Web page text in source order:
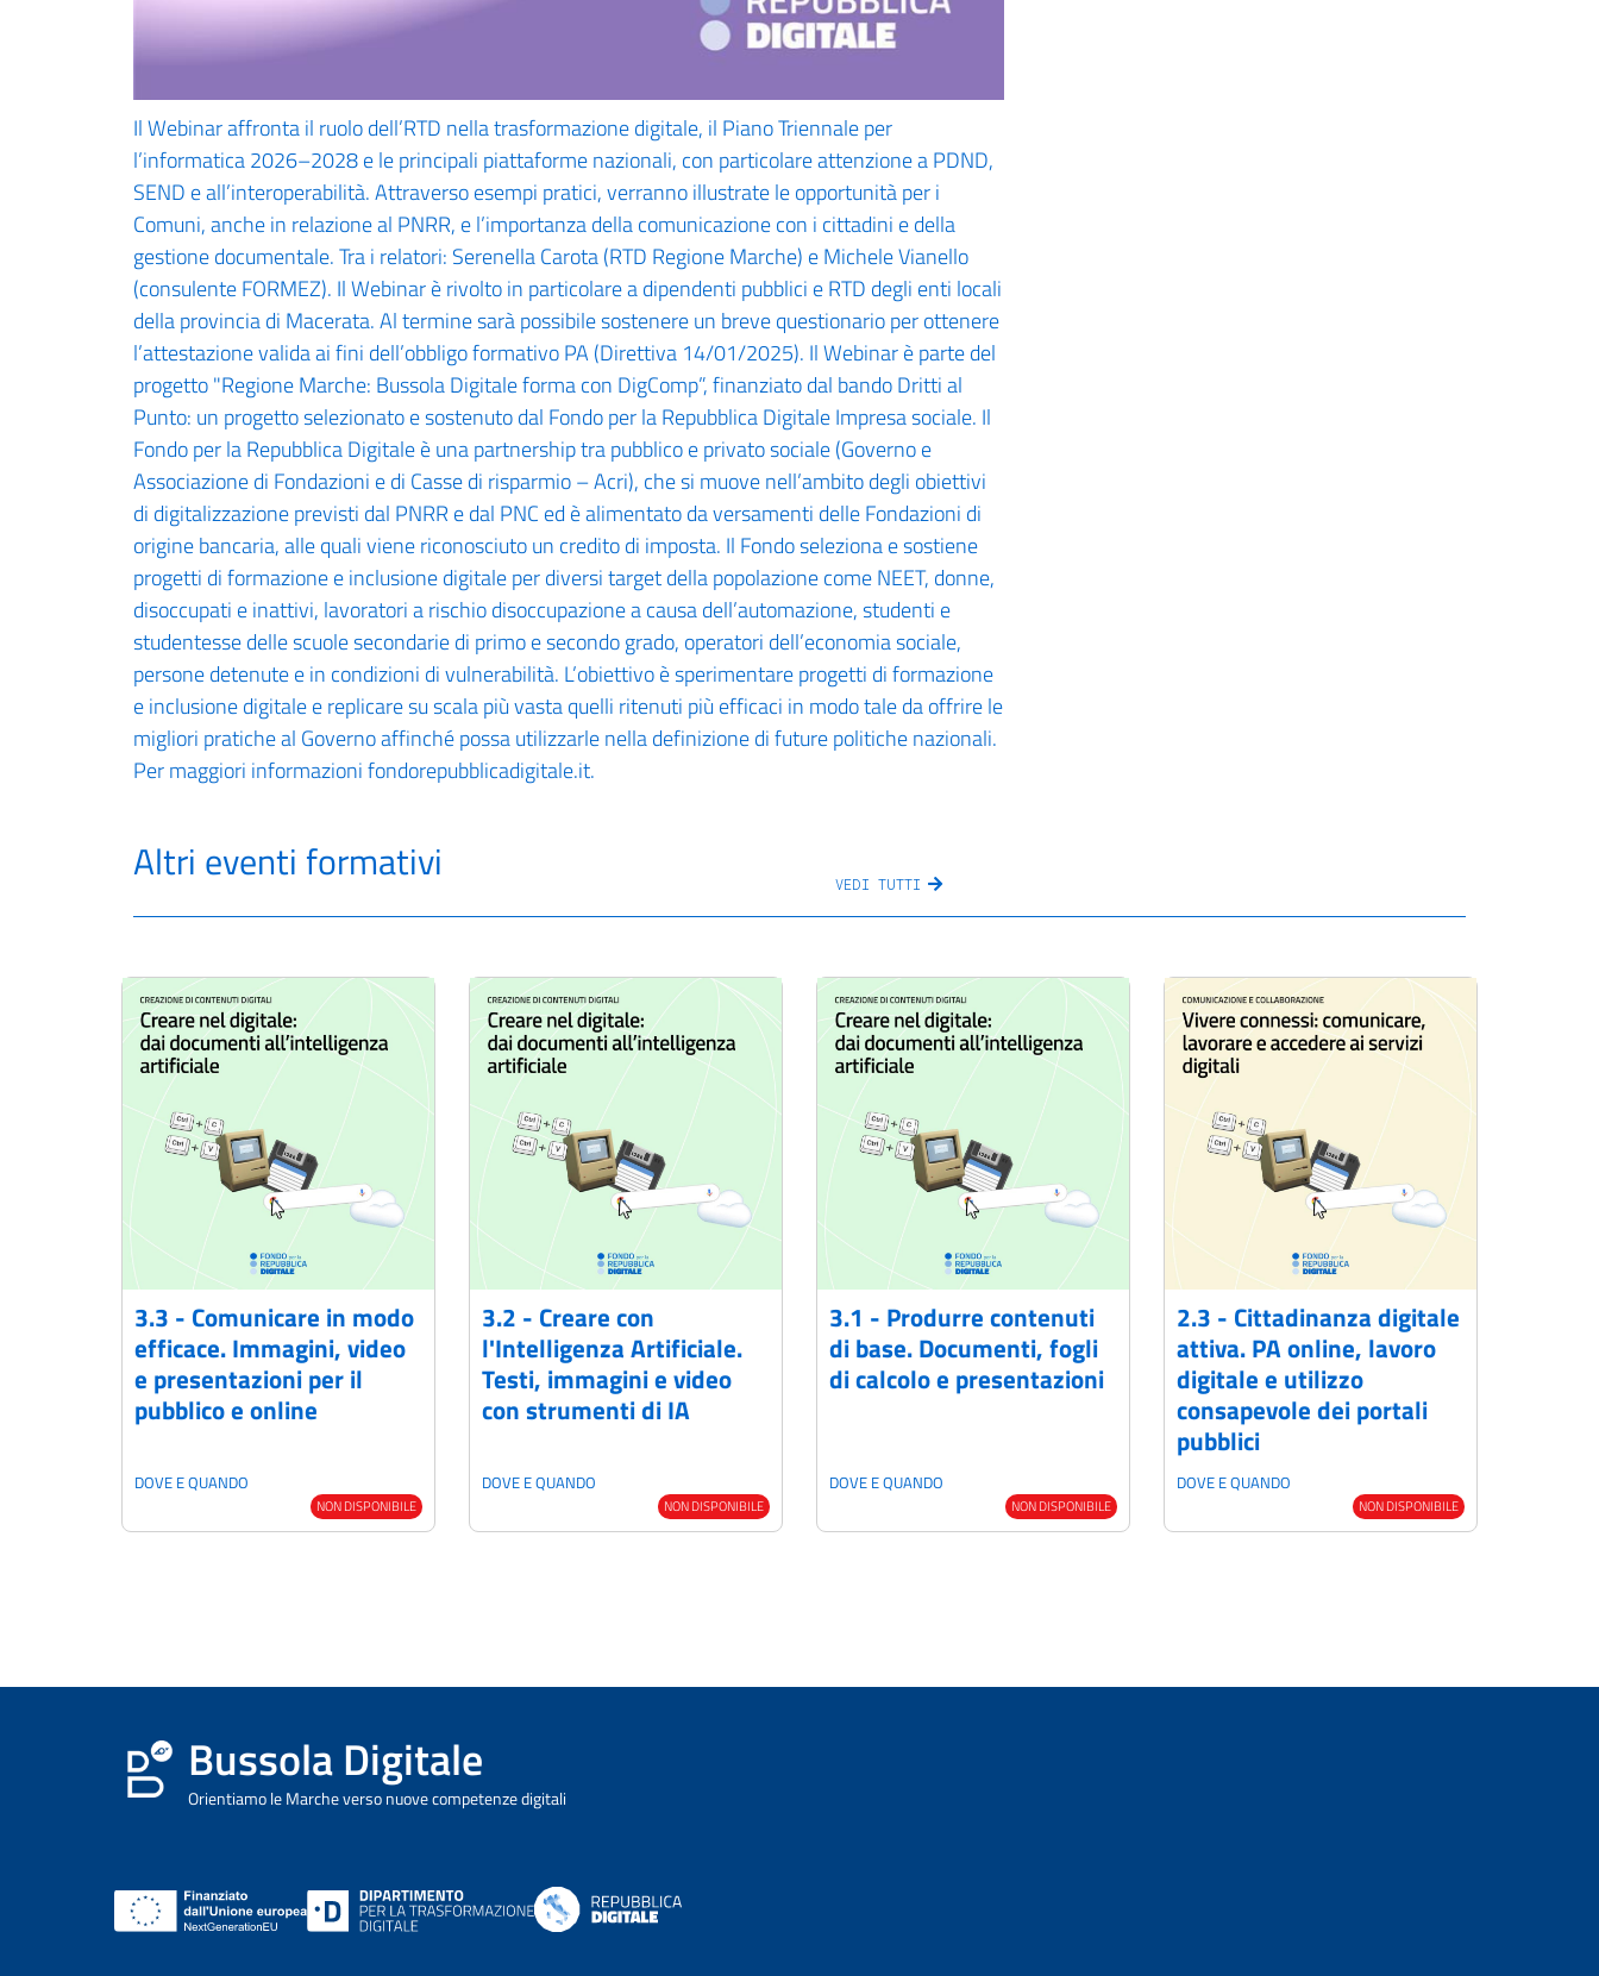
Il Webinar affronta il ruolo dell’RTD nella trasformazione digitale, il Piano Triennale per
l’informatica 2026–2028 e le principali piattaforme nazionali, con particolare attenzione a PDND,
SEND e all’interoperabilità. Attraverso esempi pratici, verranno illustrate le opportunità per i
Comuni, anche in relazione al PNRR, e l’importanza della comunicazione con i cittadini e della
gestione documentale. Tra i relatori: Serenella Carota (RTD Regione Marche) e Michele Vianello
(consulente FORMEZ). Il Webinar è rivolto in particolare a dipendenti pubblici e RTD degli enti locali
della provincia di Macerata. Al termine sarà possibile sostenere un breve questionario per ottenere
l’attestazione valida ai fini dell’obbligo formativo PA (Direttiva 14/01/2025). Il Webinar è parte del
progetto "Regione Marche: Bussola Digitale forma con DigComp”, finanziato dal bando Dritti al
Punto: un progetto selezionato e sostenuto dal Fondo per la Repubblica Digitale Impresa sociale. Il
Fondo per la Repubblica Digitale è una partnership tra pubblico e privato sociale (Governo e
Associazione di Fondazioni e di Casse di risparmio – Acri), che si muove nell’ambito degli obiettivi
di digitalizzazione previsti dal PNRR e dal PNC ed è alimentato da versamenti delle Fondazioni di
origine bancaria, alle quali viene riconosciuto un credito di imposta. Il Fondo seleziona e sostiene
progetti di formazione e inclusione digitale per diversi target della popolazione come NEET, donne,
disoccupati e inattivi, lavoratori a rischio disoccupazione a causa dell’automazione, studenti e
studentesse delle scuole secondarie di primo e secondo grado, operatori dell’economia sociale,
persone detenute e in condizioni di vulnerabilità. L’obiettivo è sperimentare progetti di formazione
e inclusione digitale e replicare su scala più vasta quelli ritenuti più efficaci in modo tale da offrire le
migliori pratiche al Governo affinché possa utilizzarle nella definizione di future politiche nazionali.
Per maggiori informazioni fondorepubblicadigitale.it.
Altri eventi formativi VEDI TUTTI
3.3 - Comunicare in modo
efficace. Immagini, video
e presentazioni per il
pubblico e online
DOVE E QUANDO
NON DISPONIBILE
3.2 - Creare con
l'Intelligenza Artificiale.
Testi, immagini e video
con strumenti di IA
DOVE E QUANDO
NON DISPONIBILE
3.1 - Produrre contenuti
di base. Documenti, fogli
di calcolo e presentazioni
DOVE E QUANDO
NON DISPONIBILE
2.3 - Cittadinanza digitale
attiva. PA online, lavoro
digitale e utilizzo
consapevole dei portali
pubblici
DOVE E QUANDO
NON DISPONIBILE
Bussola Digitale
Orientiamo le Marche verso nuove competenze digitali